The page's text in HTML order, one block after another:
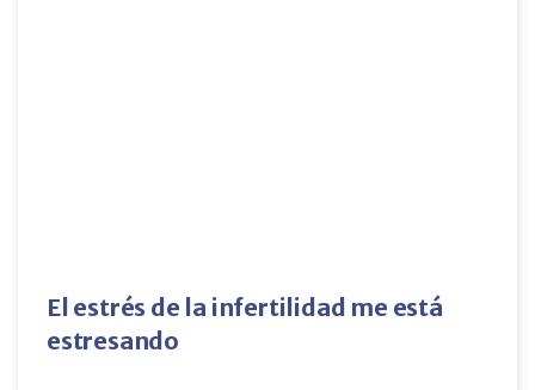
El estrés de la infertilidad me está
estresando